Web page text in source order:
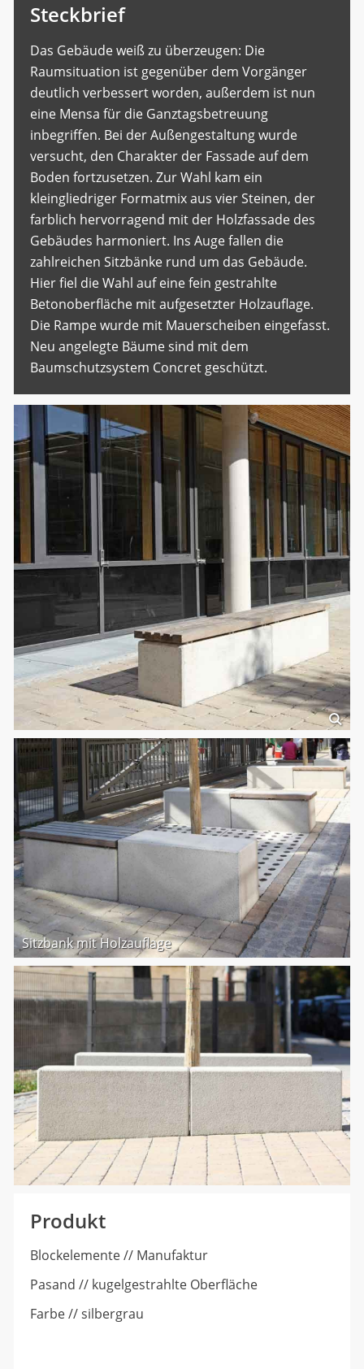
Steckbrief
Das Gebäude weiß zu überzeugen: Die
Raumsituation ist gegenüber dem Vorgänger
deutlich verbessert worden, außerdem ist nun
eine Mensa für die Ganztagsbetreuung
inbegriffen. Bei der Außengestaltung wurde
versucht, den Charakter der Fassade auf dem
Boden fortzusetzen. Zur Wahl kam ein
kleingliedriger Formatmix aus vier Steinen, der
farblich hervorragend mit der Holzfassade des
Gebäudes harmoniert. Ins Auge fallen die
zahlreichen Sitzbänke rund um das Gebäude.
Hier fiel die Wahl auf eine fein gestrahlte
Betonoberfläche mit aufgesetzter Holzauflage.
Die Rampe wurde mit Mauerscheiben eingefasst.
Neu angelegte Bäume sind mit dem
Baumschutzsystem Concret geschützt.
Sitzbank mit Holzauflage
Produkt
Blockelemente // Manufaktur
Pasand // kugelgestrahlte Oberfläche
Farbe // silbergrau